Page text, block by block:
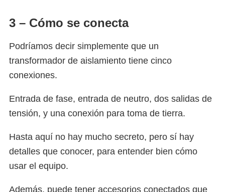
3 – Cómo se conecta
Podríamos decir simplemente que un
transformador de aislamiento tiene cinco
conexiones.
Entrada de fase, entrada de neutro, dos salidas de
tensión, y una conexión para toma de tierra.
Hasta aquí no hay mucho secreto, pero sí hay
detalles que conocer, para entender bien cómo
usar el equipo.
Además, puede tener accesorios conectados que